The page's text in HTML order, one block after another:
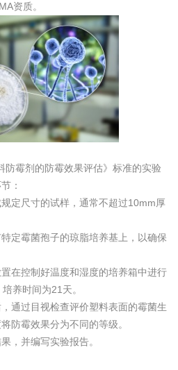
资质。
霉剂的防霉效果评估》标准的实验
：
定尺寸的试样，通常不超过10mm厚
定霉菌孢子的琼脂培养基上，以确保
在控制好温度和湿度的培养箱中进行
养时间为21天。
通过目视检查评价塑料表面的霉菌生
防霉效果分为不同的等级。
，并编写实验报告。
配方研发
检测 霉菌污染分析
产品备案 防螨除螨检测
物检测
毒理试验 化妆品毒理测试
刺激试验 化妆品皮肤刺激试
验
性经口毒
试验
应试验
态反应试